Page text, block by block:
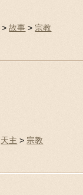
>故事 > 宗教
天主 > 宗教